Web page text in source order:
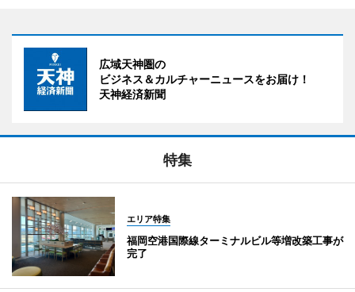
広域天神圏の
ビジネス＆カルチャーニュースをお届け！
天神経済新聞
特集
エリア特集
福岡空港国際線ターミナルビル等増改築工事が
完了